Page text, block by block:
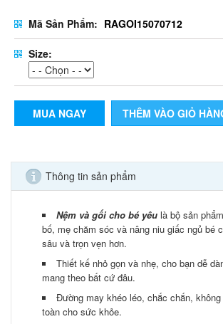
Mã Sản Phẩm: RAGOI15070712
Size:
MUA NGAY THÊM VÀO GIỎ
Thông tin sản phẩm
Nệm và gối cho bé yêu là bộ sản
bố, mẹ chăm sóc và nâng niu giấc ngủ bé
sâu và trọn vẹn hơn.
Thiết kế nhỏ gọn và nhẹ, cho bạn dễ
mang theo bất cứ đâu.
Đường may khéo léo, chắc chắn,
toàn cho sức khỏe.